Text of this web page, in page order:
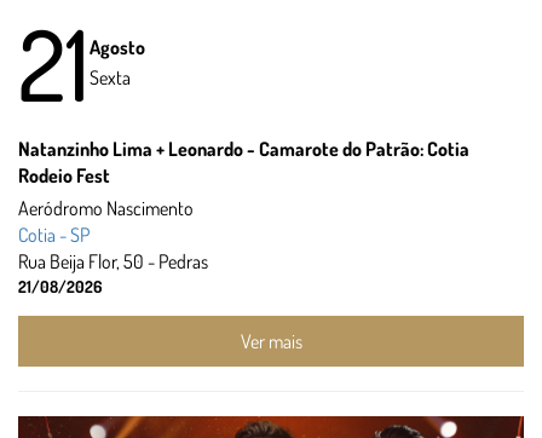
21 Agosto
Sexta
Natanzinho Lima + Leonardo - Camarote do Patrão: Cotia
Rodeio Fest
Aeródromo Nascimento
Cotia - SP
Rua Beija Flor, 50 - Pedras
21/08/2026
Ver mais